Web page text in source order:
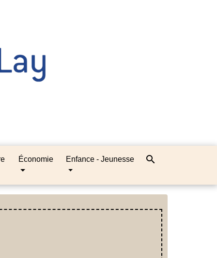
Économie Enfance - Jeunesse search